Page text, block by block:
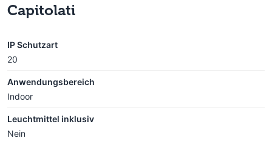
Capitolati
IP Schutzart
20
Anwendungsbereich
Indoor
Leuchtmittel inklusiv
Nein